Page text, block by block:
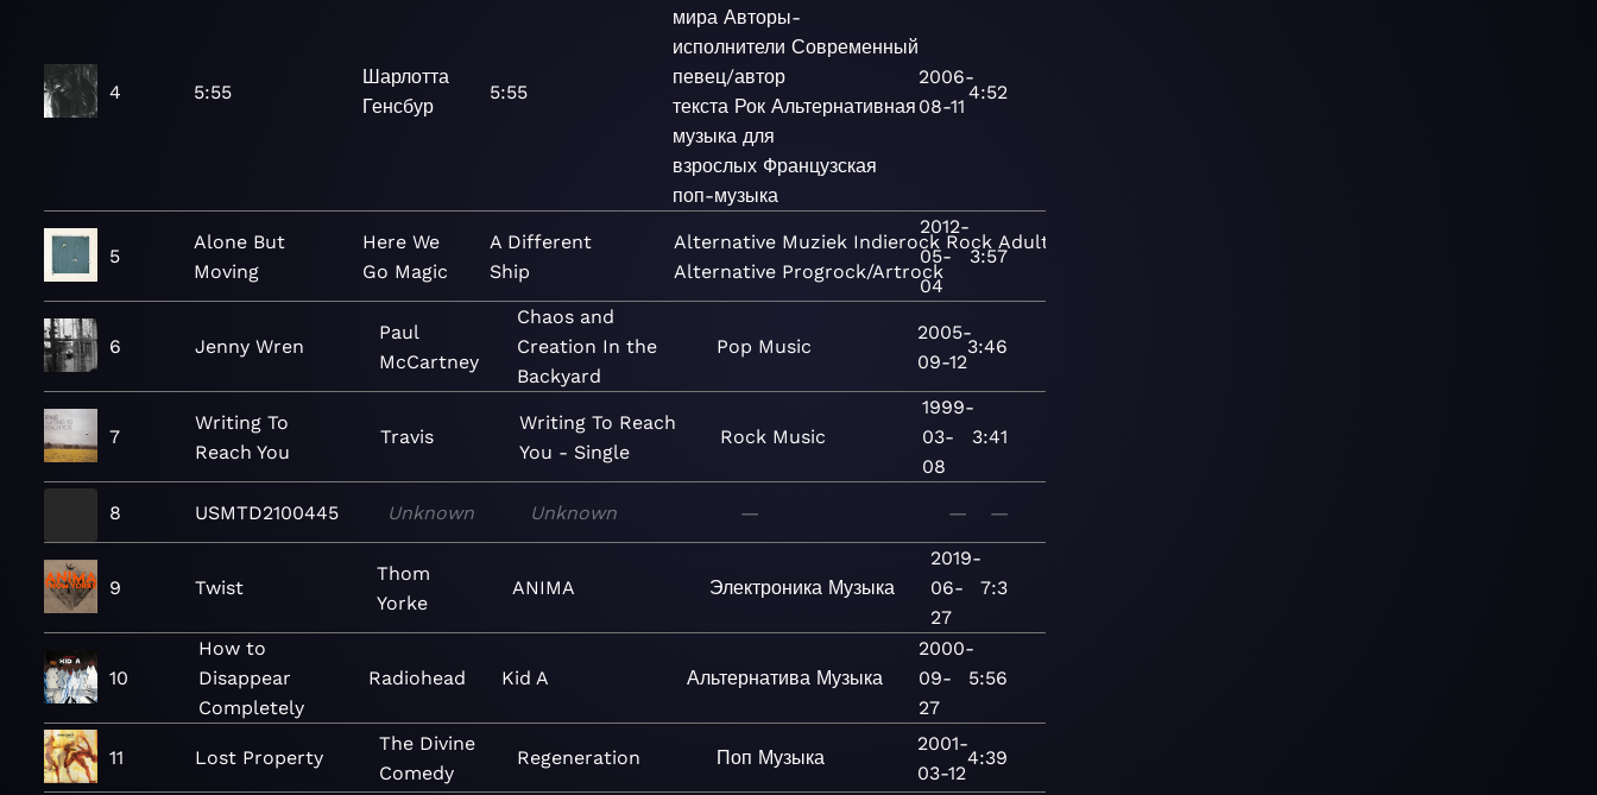
4 5:55
Шарлотта
Генсбур
5:55
мира Авторы-
исполнители Современный
певец/автор
текста Рок Альтернативная
музыка для
взрослых Французская
поп-музыка
2006-
08-11
4:52
5
Alone But
Moving
Here We
Go Magic
A Different
Ship
Alternative Muziek Indierock Rock Adult
Alternative Progrock/Artrock
2012-
05-
04
3:57
6 Jenny Wren
Paul
McCartney
Chaos and
Creation In the
Backyard
Pop Music
2005-
09-12
3:46
7
Writing To
Reach You
Travis
Writing To Reach
You - Single
Rock Music
1999-
03-
08
3:41
8 USMTD2100445 Unknown Unknown — — —
9 Twist
Thom
Yorke
ANIMA Электроника Музыка
2019-
06-
27
7:3
10
How to
Disappear
Completely
Radiohead Kid A Альтернатива Музыка
2000-
09-
27
5:56
11 Lost Property
The Divine
Comedy
Regeneration Поп Музыка
2001-
03-12
4:39